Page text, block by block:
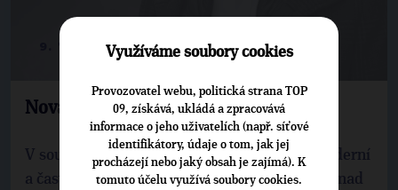
9. 7. 2024
Nová energetika – hurá, není co slavit
V současné době je sdílení energie takové moderní
a často zmiňované téma. Všichni se rozplývají nad
Využíváme soubory cookies
Provozovatel webu, politická strana TOP
09, získává, ukládá a zpracovává
informace o jeho uživatelích (např. síťové
identifikátory, údaje o tom, jak jej
procházejí nebo jaký obsah je zajímá). K
tomuto účelu využívá soubory cookies.